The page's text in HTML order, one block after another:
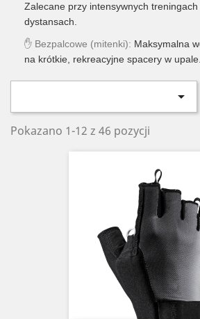
Zalecane przy intensywnych treningach
dystansach.
✋ Bezpalcowe (mitenki): Maksymalna
na krótkie, rekreacyjne spacery w upale.

Pokazano 1-12 z 46 pozycji